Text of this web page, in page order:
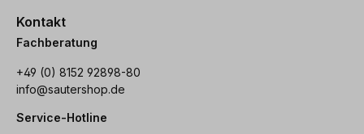
Kontakt
Fachberatung
+49 (0) 8152 92898-80
info@sautershop.de
Service-Hotline